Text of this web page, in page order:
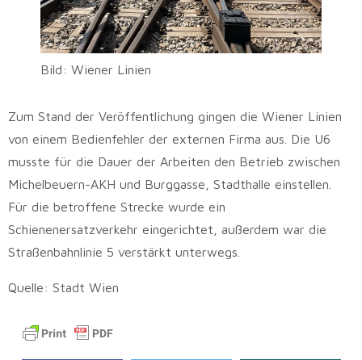
Bild: Wiener Linien
Zum Stand der Veröffentlichung gingen die Wiener Linien
von einem Bedienfehler der externen Firma aus. Die U6
musste für die Dauer der Arbeiten den Betrieb zwischen
Michelbeuern-AKH und Burggasse, Stadthalle einstellen.
Für die betroffene Strecke wurde ein
Schienenersatzverkehr eingerichtet, außerdem war die
Straßenbahnlinie 5 verstärkt unterwegs.
Quelle: Stadt Wien